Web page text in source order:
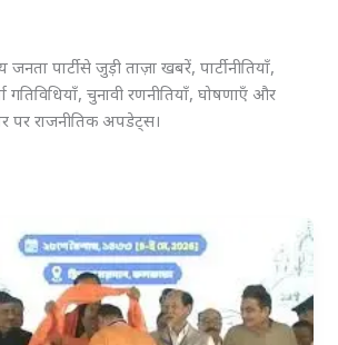
पार्टी से जुड़ी ताज़ा खबरें, पार्टी नीतियाँ,
गतिविधियाँ, चुनावी रणनीतियाँ, घोषणाएँ और
पर राजनीतिक अपडेट्स।